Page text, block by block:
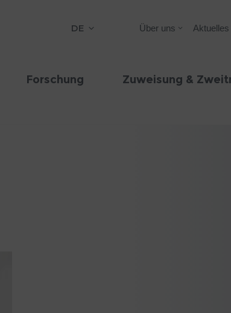
DE Über uns Aktuelles
Forschung Zuweisung &